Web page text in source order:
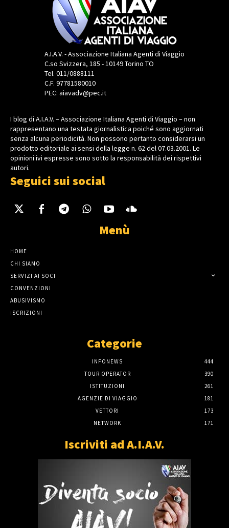
A.I.A.V. - Associazione Italiana Agenti di Viaggio
C.so Svizzera, 185 - 10149 Torino TO
Tel. 011/0888111
C.F. 97781580010
PEC: aiavadv@pec.it
I blog di A.I.A.V. – Associazione Italiana Agenti di Viaggio – non
rappresentano una testata giornalistica poiché sono aggiornati
senza alcuna periodicità. Non possono pertanto considerarsi un
prodotto editoriale ai sensi della legge n. 62 del 07.03.2001. Le
opinioni ivi espresse sono sotto la responsabilità dei rispettivi
autori.
Seguici sui social
Menù
HOME
CHI SIAMO
SERVIZI AI SOCI
CONVENZIONI
ABUSIVISMO
ISCRIZIONI
Categorie
INFONEWS
444
TOUR OPERATOR
390
ISTITUZIONI
261
AGENZIE DI VIAGGIO
181
VETTORI
173
NETWORK
171
Iscriviti ad A.I.A.V.